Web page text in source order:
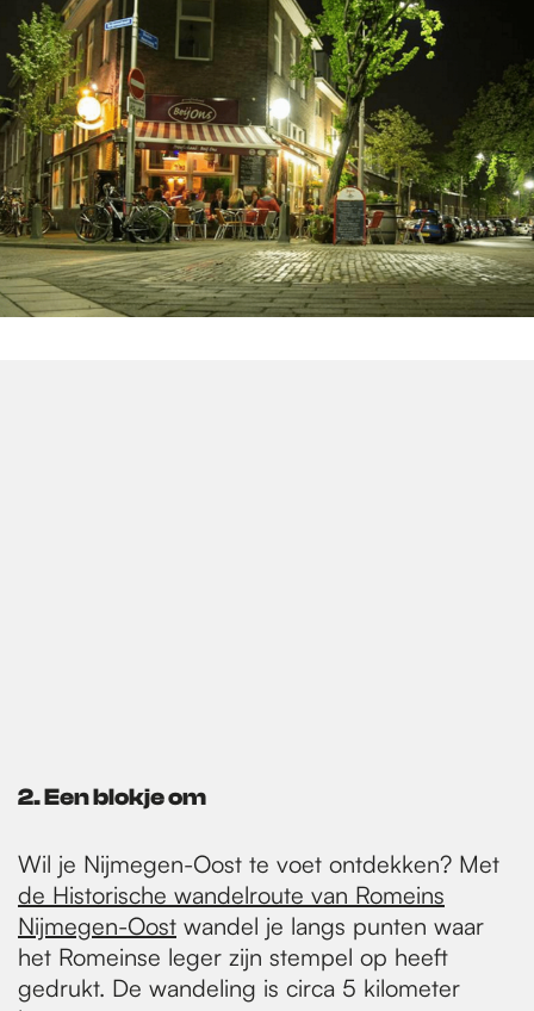
2. Een blokje om
Wil je Nijmegen-Oost te voet ontdekken? Met
de Historische wandelroute van Romeins
Nijmegen-Oost wandel je langs punten waar
het Romeinse leger zijn stempel op heeft
gedrukt. De wandeling is circa 5 kilometer